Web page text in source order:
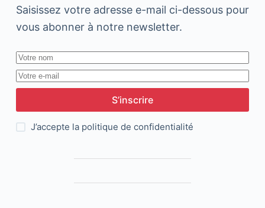
Saisissez votre adresse e-mail ci-dessous pour
vous abonner à notre newsletter.
S’inscrire
J’accepte la politique de confidentialité